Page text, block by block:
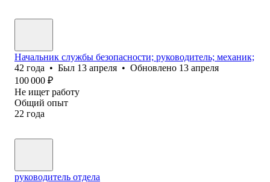
Начальник службы безопасности; руководитель; механик;
42 года • Был 13 апреля • Обновлено 13 апреля
100 000 ₽
Не ищет работу
Общий опыт
22 года
руководитель отдела